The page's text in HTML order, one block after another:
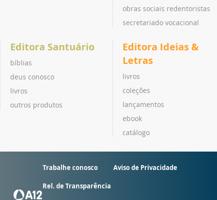
obras sociais redentoristas
secretariado vocacional
Editora Santuário
bíblias
deus conosco
livros
outros produtos
Editora Ideias &
Letras
livros
coleções
lançamentos
ebook
catálogo
Trabalhe conosco Aviso de Privacidade
Rel. de Transparência